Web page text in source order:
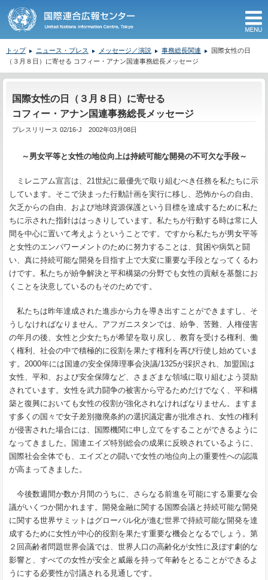
トップ ニュース・プレス メッセージ／演説 事務総長関連
国際女性の日
（３月８日）に寄せる コフィー・アナン国連事務総長メッセージ
国際女性の日（３月８日）に寄せる
コフィー・アナン国連事務総長メッセージ
プレスリリース 02/16-J 2002年03月08日
～男女平等と女性の地位向上は持続可能な開発の不可欠な手段～
ミレニアム宣言は、 21世紀に最優先で取り組むべき任務を私たちに示
しています。そこで決まった行動計画を実行に移し、恐怖からの自由、
欠乏からの自由、および地球資源保護という目標を達成するために私た
ちに示された指針ははっきりしています。私たちが行動する時は常に人
間を中心に置いて考えようということです。ですから私たちが男女平等
と女性のエンパワーメントのために努力することは、貧困や病気と闘
い、真に持続可能な開発を目指す上で大変に重要な手段となってくるわ
けです。私たちが紛争解決と平和構築の分野でも女性の貢献を基盤にお
くことを決意しているのもそのためです。
私たちは昨年達成された進歩から力を導き出すことができますし、そ
うしなければなりません。アフガニスタンでは、紛争、苦難、人権侵害
の年月の後、女性と少女たちが希望を取り戻し、教育を受ける権利、働
く権利、社会の中で積極的に役割を果たす権利を再び行使し始めていま
す。 2000年には国連の安全保障理事会決議/1325が採択され、加盟国は
女性、平和、および安全保障など、さまざまな領域に取り組むよう奨励
されています。女性を武力闘争の被害から守るためだけでなく、平和構
築と復興においても女性の役割が強化されなければなりません。ますま
す多くの国々で女子差別撤廃条約の選択議定書が批准され、女性の権利
が侵害された場合には、国際機関に申し立てをすることができるように
なってきました。国連エイズ特別総会の成果に反映されているように、
国際社会全体でも、エイズとの闘いで女性の地位向上の重要性への認識
が高まってきました。
今後数週間か数か月間のうちに、さらなる前進を可能にする重要な会
議がいくつか開かれます。開発金融に関する国際会議と持続可能な開発
に関する世界サミットはグローバル化が進む世界で持続可能な開発を達
成するために女性が中心的役割を果たす重要な機会となるでしょう。第
２回高齢者問題世界会議では、世界人口の高齢化が女性に及ぼす劇的な
影響と、すべての女性が安全と威厳を持って年齢をとることができるよ
うにする必要性が討議される見通しです。